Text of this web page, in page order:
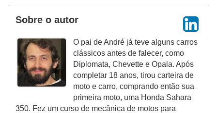
Sobre o autor
O pai de André já teve alguns carros
clássicos antes de falecer, como
Diplomata, Chevette e Opala. Após
completar 18 anos, tirou carteira de
moto e carro, comprando então sua
primeira moto, uma Honda Sahara
350. Fez um curso de mecânica de motos para